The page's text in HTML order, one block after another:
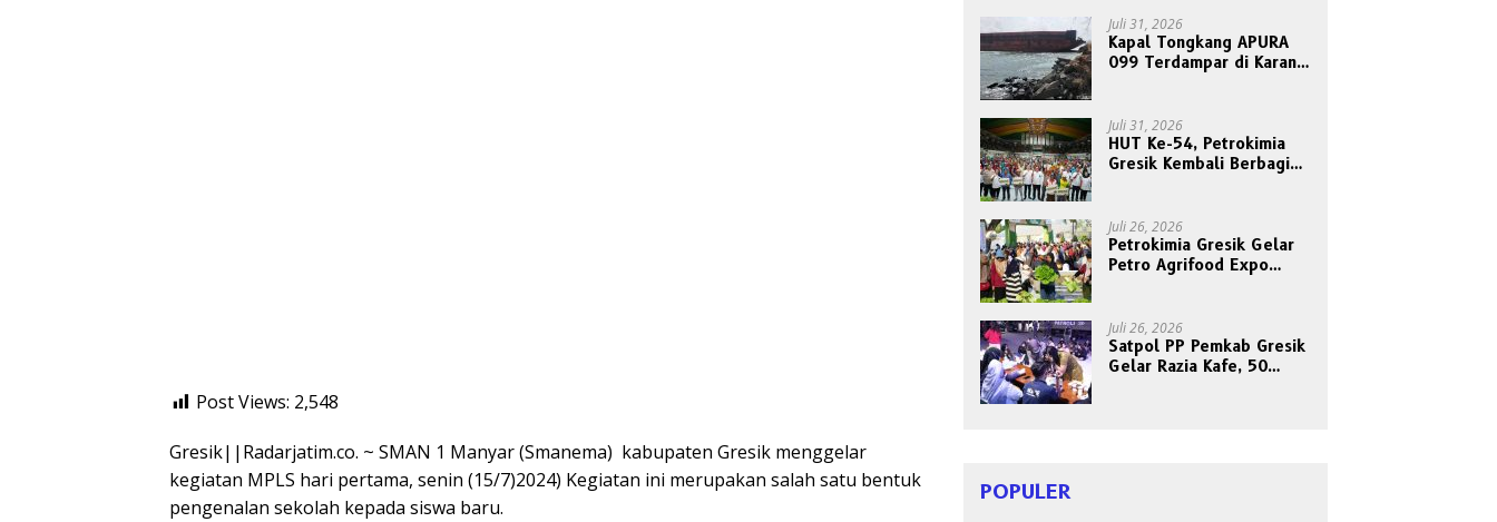
Post Views: 2,548
Gresik||Radarjatim.co. ~ SMAN 1 Manyar (Smanema) kabupaten Gresik menggelar
kegiatan MPLS hari pertama, senin (15/7)2024) Kegiatan ini merupakan salah satu bentuk
pengenalan sekolah kepada siswa baru.
Juli 31, 2026
Kapal Tongkang APURA
099 Terdampar di Karang
Juli 31, 2026
HUT Ke-54, Petrokimia
Gresik Kembali Berbagi
Juli 26, 2026
Petrokimia Gresik Gelar
Petro Agrifood Expo
Sayuran
Juli 26, 2026
Satpol PP Pemkab Gresik
Gelar Razia Kafe, 50
POPULER